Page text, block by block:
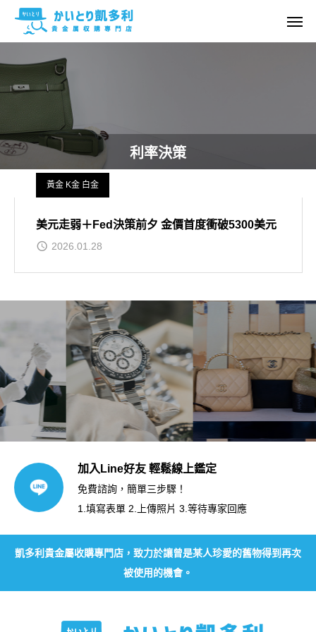
利率決策
黃金 K金 白金
美元走弱＋Fed決策前夕 金價首度衝破5300美元
2026.01.28
加入Line好友 輕鬆線上鑑定
免費諮詢，簡單三步驟！
1.填寫表單 2.上傳照片 3.等待專家回應
凱多利貴金屬收購專門店，致力於讓曾是某人珍愛的舊物得到再次
被使用的機會。